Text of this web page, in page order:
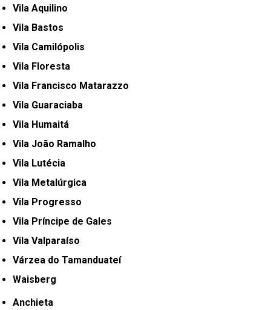
Vila Aquilino
Vila Bastos
Vila Camilópolis
Vila Floresta
Vila Francisco Matarazzo
Vila Guaraciaba
Vila Humaitá
Vila João Ramalho
Vila Lutécia
Vila Metalúrgica
Vila Progresso
Vila Príncipe de Gales
Vila Valparaíso
Várzea do Tamanduateí
Waisberg
Anchieta